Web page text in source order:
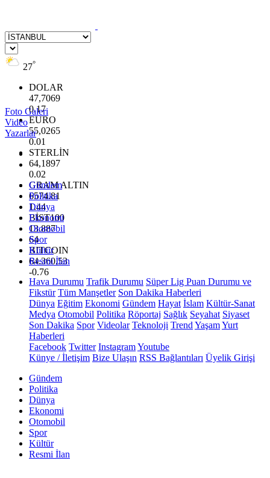
27°
DOLAR
47,7069
0.17
EURO
55,0265
0.01
STERLİN
64,1897
0.02
GRAM ALTIN
6574.81
1.44
BİST100
13.887
64
BITCOIN
64.360,53
-0.76
Foto Galeri
Video
Yazarlar
Gündem
Politika
Dünya
Ekonomi
Otomobil
Spor
Kültür
Resmi İlan
Hava Durumu Trafik Durumu Süper Lig Puan Durumu ve
Fikstür Tüm Manşetler Son Dakika Haberleri
Dünya Eğitim Ekonomi Gündem Hayat İslam Kültür-Sanat
Medya Otomobil Politika Röportaj Sağlık Seyahat Siyaset
Son Dakika Spor Videolar Teknoloji Trend YaşamYurt
Haberleri
Facebook Twitter InstagramYoutube
Künye / İletişim Bize Ulaşın RSS Bağlantıları Üyelik Girişi
Gündem
Politika
Dünya
Ekonomi
Otomobil
Spor
Kültür
Resmi İlan